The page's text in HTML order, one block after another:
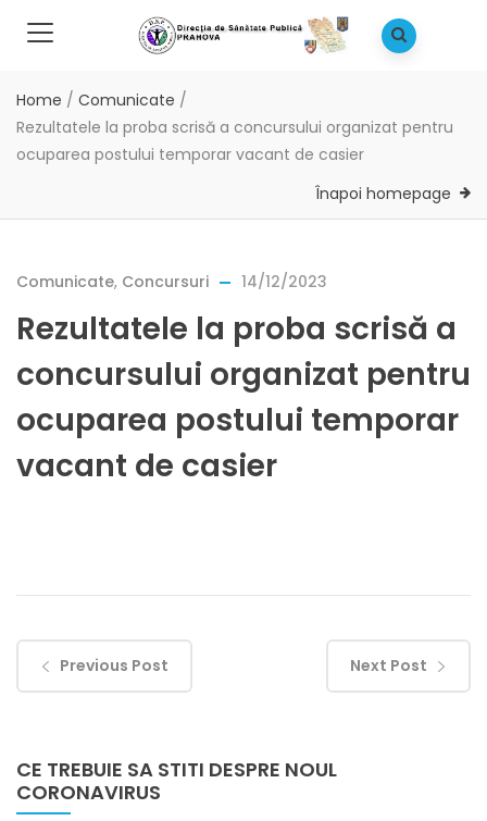
Home / Comunicate /
Rezultatele la proba scrisă a concursului organizat pentru
ocuparea postului temporar vacant de casier
Înapoi homepage
Comunicate, Concursuri 14/12/2023
Rezultatele la proba scrisă a
concursului organizat pentru
ocuparea postului temporar
vacant de casier
Previous Post Next Post
CE TREBUIE SA STITI DESPRE NOUL
CORONAVIRUS